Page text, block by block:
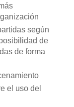
según
de
de forma
el uso del